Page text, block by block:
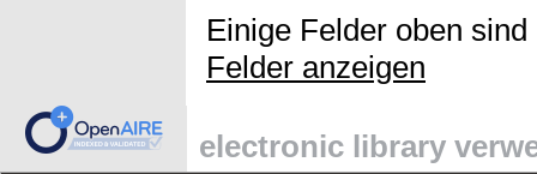
Einige Felder oben
Felder anzeigen
electronic library